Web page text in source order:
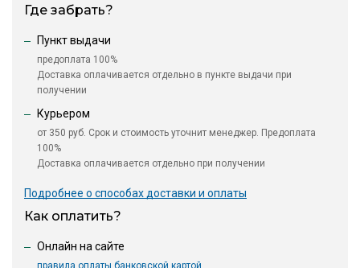
Где забрать?
Пункт выдачи
предоплата 100%
Доставка оплачивается отдельно в пункте выдачи при
получении
Курьером
от 350 руб. Срок и стоимость уточнит менеджер. Предоплата
100%
Доставка оплачивается отдельно при получении
Подробнее о способах доставки и оплаты
Как оплатить?
Онлайн на сайте